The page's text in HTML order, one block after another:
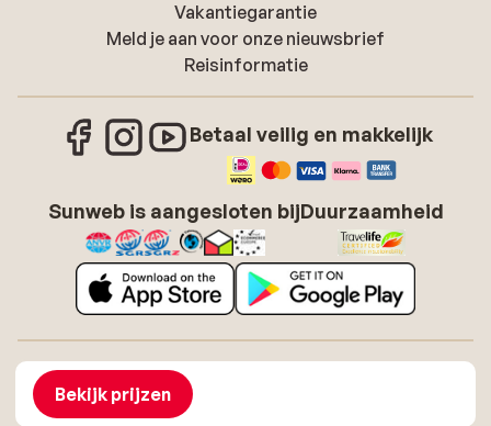
Bekijk prijzen
Vakantiegarantie
Meld je aan voor onze nieuwsbrief
Reisinformatie
Betaal veilig en makkelijk
Sunweb is aangesloten bijDuurzaamheid
Over Sunweb
Algemene voorwaarden zonvakanties
Toegankelijkheidsverklaring